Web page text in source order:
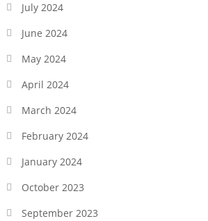
July 2024
June 2024
May 2024
April 2024
March 2024
February 2024
January 2024
October 2023
September 2023